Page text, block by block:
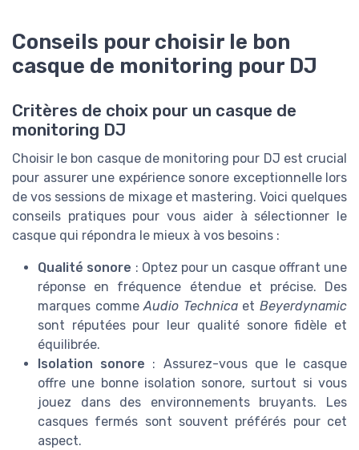
Conseils pour choisir le bon
casque de monitoring pour DJ
Critères de choix pour un casque de
monitoring DJ
Choisir le bon casque de monitoring pour DJ est crucial
pour assurer une expérience sonore exceptionnelle lors
de vos sessions de mixage et mastering. Voici quelques
conseils pratiques pour vous aider à sélectionner le
casque qui répondra le mieux à vos besoins :
Qualité sonore : Optez pour un casque offrant une
réponse en fréquence étendue et précise. Des
marques commeAudio TechnicaetBeyerdynamic
sont réputées pour leur qualité sonore fidèle et
équilibrée.
Isolation sonore : Assurez-vous que le casque
offre une bonne isolation sonore, surtout si vous
jouez dans des environnements bruyants. Les
casques fermés sont souvent préférés pour cet
aspect.